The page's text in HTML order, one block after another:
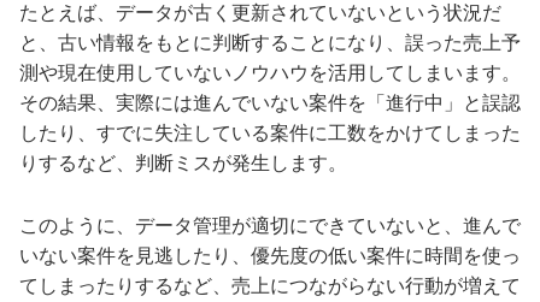
たとえば、データが古く更新されていないという状況だ
と、古い情報をもとに判断することになり、誤った売上予
測や現在使用していないノウハウを活用してしまいます。
その結果、実際には進んでいない案件を「進行中」と誤認
したり、すでに失注している案件に工数をかけてしまった
りするなど、判断ミスが発生します。
このように、データ管理が適切にできていないと、進んで
いない案件を見逃したり、優先度の低い案件に時間を使っ
てしまったりするなど、売上につながらない行動が増えて